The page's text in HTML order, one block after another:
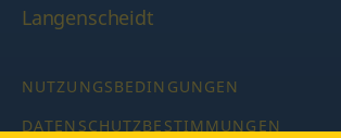
Langenscheidt
NUTZUNGSBEDINGUNGEN
DATENSCHUTZBESTIMMUNGEN